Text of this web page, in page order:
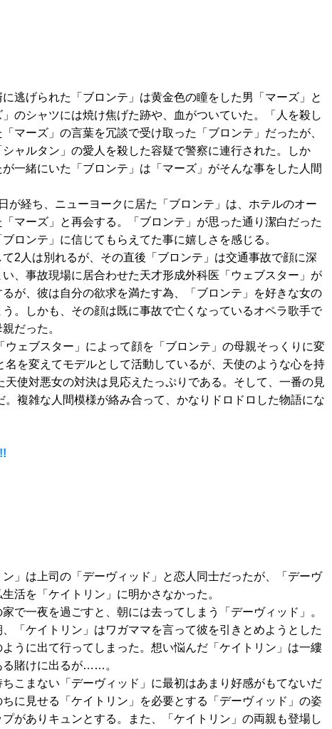
逃げられた「ブロンテ」は黄金色の瞳をした男「マーズ」と
のシャツには焼け焦げた跡や、血がついていた。「人を殺し
マーズ」の言葉を冗談で受け取った「ブロンテ」だったが、
シャルタン」の愛人を殺した容疑で警察に連行された。しか
が一緒にいた「ブロンテ」は「マーズ」がそんな事をした人間
が経ち、ニューヨークに居た「ブロンテ」は、ホテルのオー
マーズ」と再会する。「ブロンテ」が思った通り潔白だった
ブロンテ」に信じてもらえてた事に嬉しさを感じる。
2人は別れるが、その直後「ブロンテ」は交通事故で顔に深
、事故現場に居合わせた天才形成外科医「ウェブスター」が
が、彼は自分の欲求を満たす為、「ブロンテ」を好きな女の
。しかも、その顔は既に事故で亡くなっているオペラ歌手で
だった。
ェブスター」によって顔を「ブロンテ」の母親そっくりに変
を変えてモデルとして活動しているが、天使のような心を持
使対悪女の対決は見応えたっぷりである。そして、一番の見
複雑な人間模様が絡み合って、かなりドロドロした物語にな
」は上司の「デーヴィッド」と恋人同士だったが、「デーヴ
活を「ケイトリン」に明かさなかった。
家で一夜を過ごすと、朝には去ってしまう「デーヴィッド」。
「ケイトリン」はワガママを言って彼を引きとめようとした
うに出て行ってしまった。想い悩んだ「ケイトリン」は一縷
る賭けに出るが……。
こまない「デーヴィッド」に最初はあまり好感がもてないだ
に見せる「ケイトリン」を必要とする「デーヴィッド」の姿
がありキュンとする。また、「ケイトリン」の両親も登場し